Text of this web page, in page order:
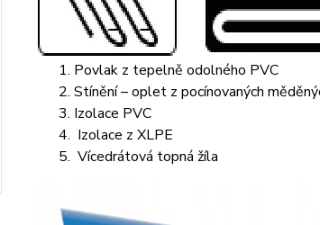
Povlak z tepelně odolného PVC
Stínění – oplet z pocínovaných
Izolace PVC
Izolace z XLPE
Vícedrátová topná žíla